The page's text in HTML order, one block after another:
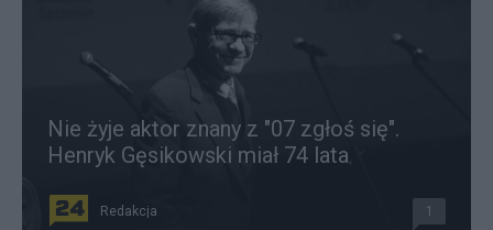
Nie żyje aktor znany z "07 zgłoś się".
Henryk Gęsikowski miał 74 lata
Redakcja 1